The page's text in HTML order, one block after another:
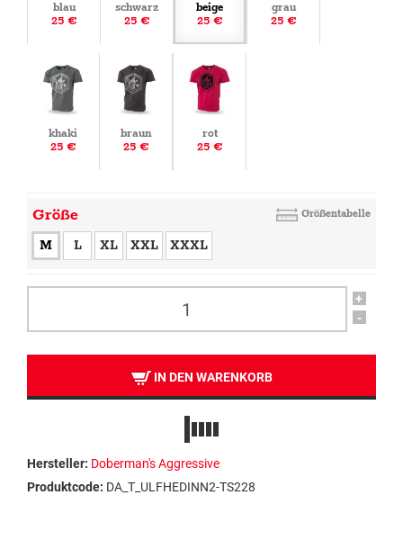
blau
25 €
schwarz
25 €
beige
25 €
grau
25 €
khaki
25 €
braun
25 €
rot
25 €
Größe Größentabelle
M L XL XXL XXXL
+
-
IN DEN WARENKORB
Hersteller: Doberman's Aggressive
Produktcode: DA_T_ULFHEDINN2-TS228